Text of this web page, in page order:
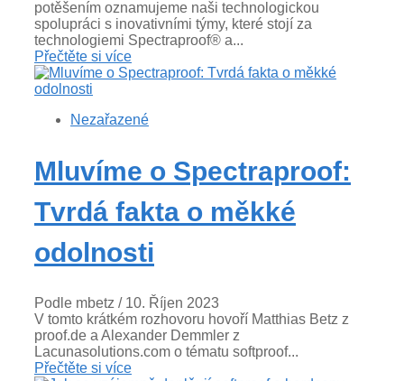
potěšením oznamujeme naši technologickou
spolupráci s inovativními týmy, které stojí za
technologiemi Spectraproof® a...
Přečtěte si více
Nezařazené
Mluvíme o Spectraproof:
Tvrdá fakta o měkké
odolnosti
Podle mbetz / 10. Říjen 2023
V tomto krátkém rozhovoru hovoří Matthias Betz z
proof.de a Alexander Demmler z
Lacunasolutions.com o tématu softproof...
Přečtěte si více